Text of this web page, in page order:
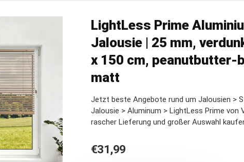
LightLess Prime
Jalousie | 25 mm,
x 150 cm, peanutbutter-
matt
Jetzt beste Angebote rund um Jalousien >
Jalousie > Aluminum > LightLess Prime von
rascher Lieferung und großer Auswahl
€31,99